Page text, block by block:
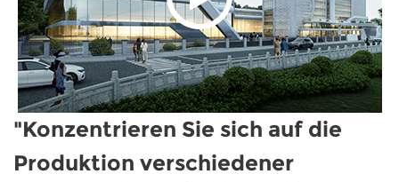
"Konzentrieren Sie sich auf die
Produktion verschiedener